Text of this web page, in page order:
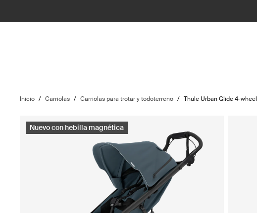
Inicio / Carriolas / Carriolas para trotar y todoterreno / Thule Urban Glide 4-wheel
Nuevo con hebilla magnética